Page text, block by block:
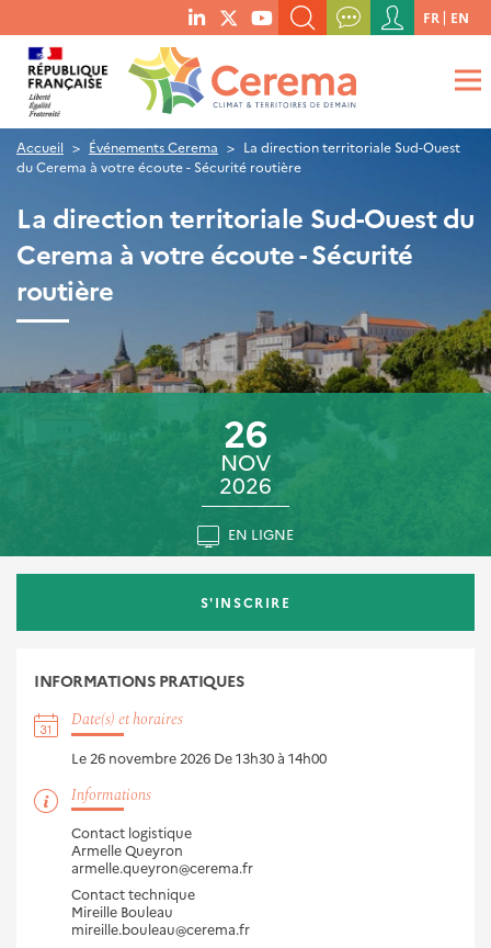
menu
social
links
RECHERCHER UN MOT-CLÉ, UNE PUBLICATION, ETC.
QUE RECHERCHEZ-VOUS ?
Menu
du
compte
de
l'utilisateur
FR EN
Accueil Événements Cerema
La direction territoriale Sud-Ouest
du Cerema à votre écoute - Sécurité routière
La direction territoriale Sud-Ouest du
Cerema à votre écoute - Sécurité
routière
26
NOV
2026
EN LIGNE
S'INSCRIRE
INFORMATIONS PRATIQUES
Date(s) et horaires
Le 26 novembre 2026 De 13h30 à 14h00
Informations
Contact logistique
Armelle Queyron
armelle.queyron@cerema.fr
Contact technique
Mireille Bouleau
mireille.bouleau@cerema.fr